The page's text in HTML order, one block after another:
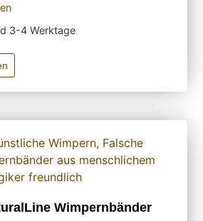
3-4 Werktage
Wimpernbänder